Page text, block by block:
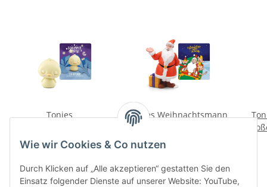
Wie wir Cookies & Co nutzen
Durch Klicken auf „Alle akzeptieren“ gestatten Sie den
Einsatz folgender Dienste auf unserer Website: YouTube,
Tonies
Schlummerente - Eine
Klangreise durch den
Schlummerwald (Limited
Edition)
13,99 € *
Tonies Weihnachtsmann
& Co. KG - Die magische
Perle & Rudolph ist
verschwunden
16,99 €